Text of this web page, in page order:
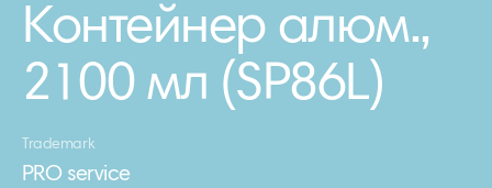
Контейнер алюм.,
2100 мл (SP86L)
Trademark
PRO service